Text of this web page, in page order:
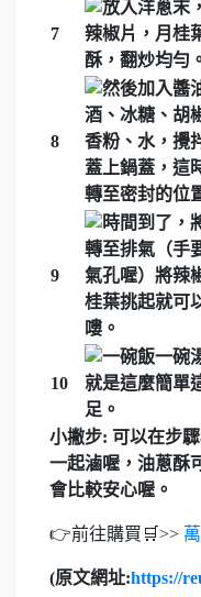
7
8
9
10
小撇步: 可以在步
一起滷喔，油蔥酥
會比較安心喔。
👉前往購買🛒>>
(原文網址:https://